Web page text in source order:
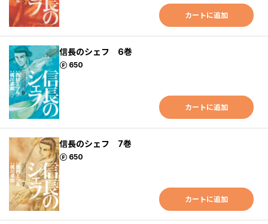
カートに追加
信長のシェフ 6巻
650
ポイント
カートに追加
信長のシェフ 7巻
650
ポイント
カートに追加